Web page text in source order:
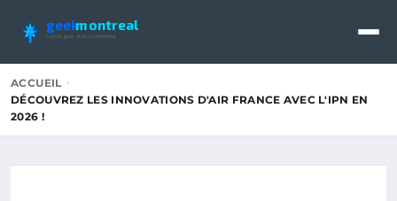
geekmontreal
Culture geek et tech à Montréal
ACCUEIL
DÉCOUVREZ LES INNOVATIONS D'AIR FRANCE AVEC L'IPN EN
2026 !